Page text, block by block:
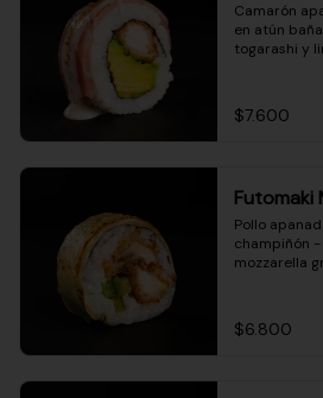
Camarón
en atún
togarashi y
$7.600
Futomaki
Pollo
champiñón
mozzarella
$6.800